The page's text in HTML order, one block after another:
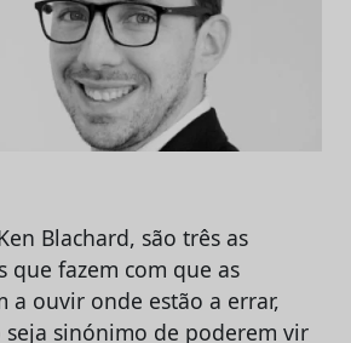
Blachard, são três as
que fazem com que as
a ouvir onde estão a errar,
seja sinónimo de poderem vir